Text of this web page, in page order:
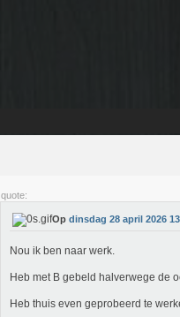
quote:
Op dinsdag 28 april 2026
Nou ik ben naar werk.
Heb met B gebeld halverwege de
Heb thuis even geprobeerd te